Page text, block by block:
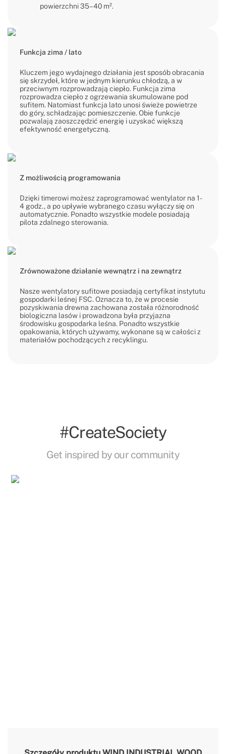
powierzchni 35–40 m².
Funkcja zima / lato
Kluczem jego wydajnego działania jest sposób obracania
się skrzydeł, które w jednym kierunku chłodzą, a w
przeciwnym rozprowadzają ciepło. Funkcja zima
rozprowadza ciepło z ogrzewania skumulowane pod
sufitem. Natomiast funkcja lato unosi świeże powietrze
do góry, schładzając pomieszczenie. Obie funkcje
pozwalają zaoszczędzić energię i uzyskać większą
efektywność energetyczną.
Z możliwością programowania
Dzięki timerowi możesz zaprogramować wentylator na 1-
4 godz., a po upływie wybranego czasu wyłączy się on
automatycznie. Ponadto wszystkie modele posiadają
pilota zdalnego sterowania.
Zrównoważone działanie wewnątrz i na zewnątrz
Nasze wentylatory sufitowe posiadają certyfikat instytutu
gospodarki leśnej FSC. Oznacza to, że w procesie
pozyskiwania drewna zachowana została różnorodność
biologiczna lasów i prowadzona była przyjazna
środowisku gospodarka leśna. Ponadto wszystkie
opakowania, których używamy, wykonane są w całości z
materiałów pochodzących z recyklingu.
#CreateSociety
Get inspired by our community